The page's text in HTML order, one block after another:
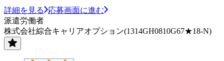
詳細を見る
応募画面に進む
派遣労働者
株式会社綜合キャリアオプション(1314GH0810G67★18-N)